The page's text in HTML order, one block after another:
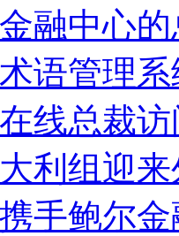
金融中心
语管理
线总裁
利组迎
手鲍尔